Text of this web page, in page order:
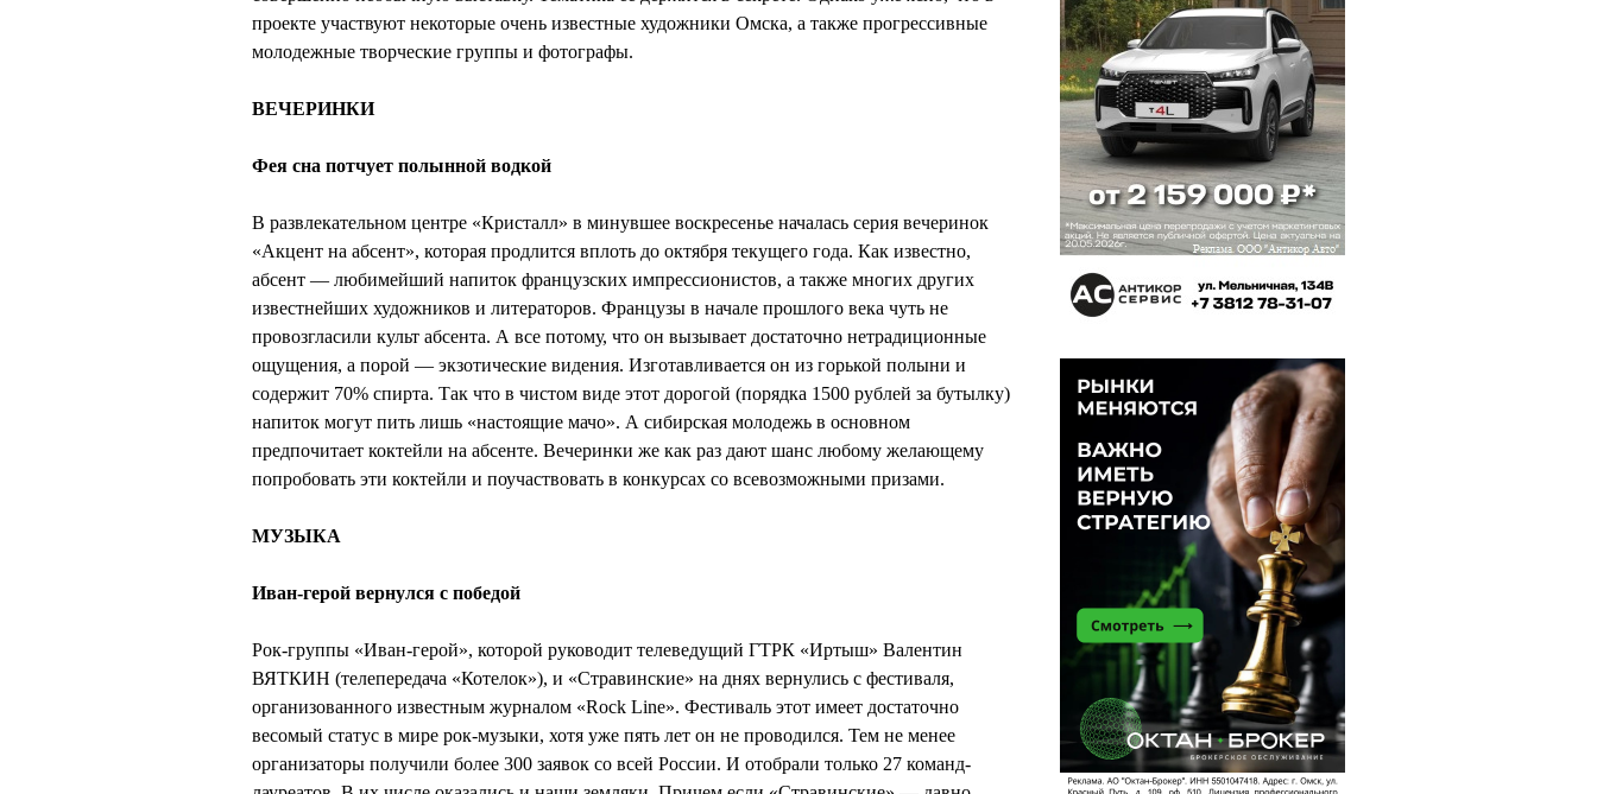
проекте участвуют некоторые очень известные художники Омска, а также прогрессивные
молодежные творческие группы и фотографы.
ВЕЧЕРИНКИ
Фея сна потчует полынной водкой
В развлекательном центре «Кристалл» в минувшее воскресенье началась серия вечеринок
«Акцент на абсент», которая продлится вплоть до октября текущего года. Как известно,
абсент — любимейший напиток французских импрессионистов, а также многих других
известнейших художников и литераторов. Французы в начале прошлого века чуть не
провозгласили культ абсента. А все потому, что он вызывает достаточно нетрадиционные
ощущения, а порой — экзотические видения. Изготавливается он из горькой полыни и
содержит 70% спирта. Так что в чистом виде этот дорогой (порядка 1500 рублей за бутылку)
напиток могут пить лишь «настоящие мачо». А сибирская молодежь в основном
предпочитает коктейли на абсенте. Вечеринки же как раз дают шанс любому желающему
попробовать эти коктейли и поучаствовать в конкурсах со всевозможными призами.
МУЗЫКА
Иван-герой вернулся с победой
Рок-группы «Иван-герой», которой руководит телеведущий ГТРК «Иртыш» Валентин
ВЯТКИН (телепередача «Котелок»), и «Стравинские» на днях вернулись с фестиваля,
организованного известным журналом «Rock Line». Фестиваль этот имеет достаточно
весомый статус в мире рок-музыки, хотя уже пять лет он не проводился. Тем не менее
организаторы получили более 300 заявок со всей России. И отобрали только 27 команд-